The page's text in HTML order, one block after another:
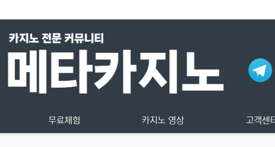
무료체험 카지노 영상 고객센